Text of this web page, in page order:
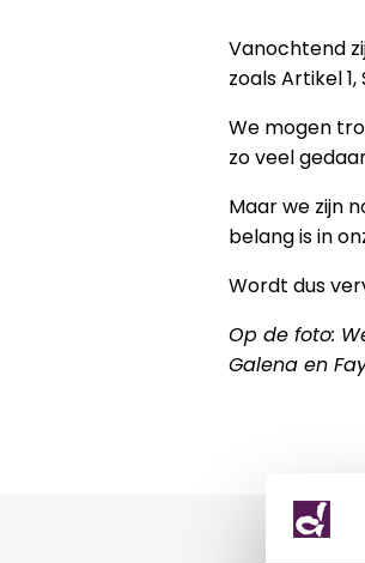
Vanochtend
zoals Artikel
We mogen
zo veel
Maar we zijn
belang is in
Wordt dus
Op de foto:
Galena en